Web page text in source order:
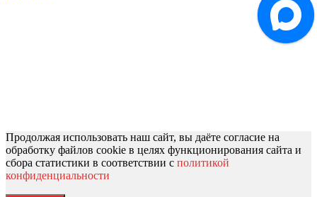
Продолжая использовать наш сайт, вы даёте согласие на
обработку файлов cookie в целях функционирования сайта и
сбора статистики в соответствии с политикой
конфиденциальности